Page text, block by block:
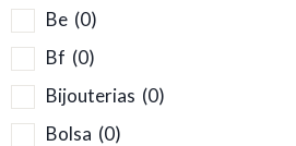
Be (0)
Bf (0)
Bijouterias (0)
Bolsa (0)